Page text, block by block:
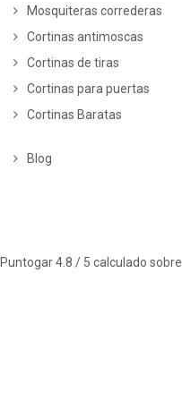
Mosquiteras correderas
Cortinas antimoscas
Cortinas de tiras
Cortinas para puertas
Cortinas Baratas
Blog
Puntogar4.8 / 5 calculado sobre